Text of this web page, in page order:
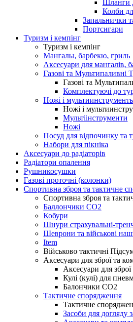
Шланги
Колби
Запальнички
Портсигари
Туризм і кемпінг
Туризм і кемпінг
Мангалы, барбекю, гриль
Аксесуари для мангалів,
Газові та Мультипаливні
Газові та
Комплектуючі до
Ножі і
Ножі і
Мультіінструменти
Ножі
Посуд для відпочинку та
Набори для пікніка
Аксесуари до радіаторів
Радіатори опалення
Рушникосушки
Газові проточні (колонки)
Спортивна зброя та тактичне
Спортивна зброя та
Баллончики CO2
Кобури
Шнури страхувальні-
Шеврони та військові
Item
Військово тактичні
Аксесуари для зброї та
Аксесуари для
Кулі (кулі) для
Балончики CO2
Тактичне спорядження
Тактичне
Засоби для догляду